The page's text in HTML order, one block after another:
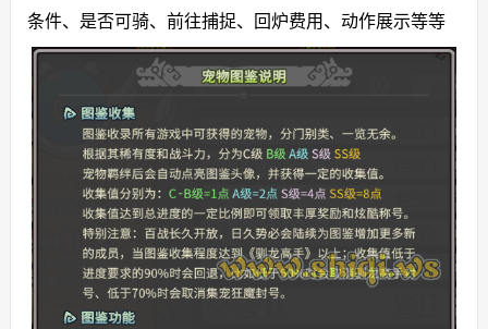
条件、是否可骑、前往捕捉、回炉费用、动作展示等等